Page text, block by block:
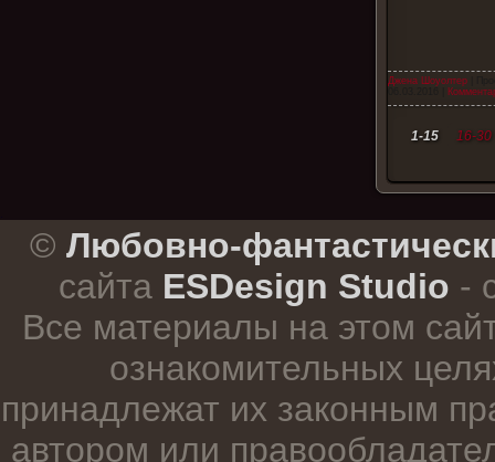
Джена Шоуолтер
1-15 16-30
© Любовно-
сайта ESDesign Studio -
Все материалы на этом
ознакомительных
принадлежат их законным
автором или